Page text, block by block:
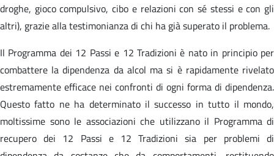
droghe, gioco compulsivo, cibo e relazioni con sé stessi e con gli
altri), grazie alla testimonianza di chi ha già superato il problema.
Il Programma dei 12 Passi e 12 Tradizioni è nato in principio per
combattere la dipendenza da alcol ma si è rapidamente rivelato
estremamente efficace nei confronti di ogni forma di dipendenza.
Questo fatto ne ha determinato il successo in tutto il mondo,
moltissime sono le associazioni che utilizzano il Programma di
recupero dei 12 Passi e 12 Tradizioni sia per problemi di